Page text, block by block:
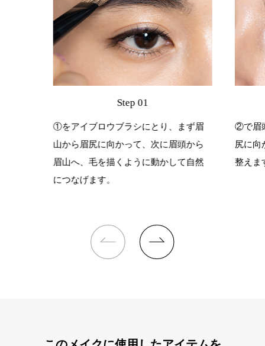
Step 01
①をアイブロウブラシにとり、まず眉
山から眉尻に向かって、次に眉頭から
眉山へ、毛を描くように動かして自然
につなげます。
②で眉
尻に向
整えま